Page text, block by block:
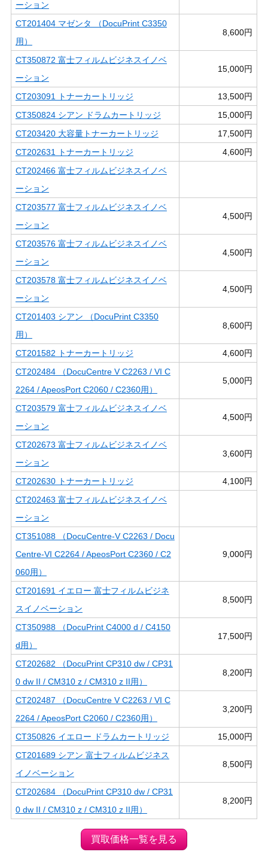
ーション
CT201404 マゼンタ （DocuPrint C3350
用）
8,600円
CT350872 富士フィルムビジネスイノベ
ーション
15,000円
CT203091 トナーカートリッジ
13,500円
CT350824 シアン ドラムカートリッジ
15,000円
CT203420 大容量トナーカートリッジ
17,500円
CT202631 トナーカートリッジ
4,600円
CT202466 富士フィルムビジネスイノベ
ーション
CT203577 富士フィルムビジネスイノベ
ーション
4,500円
CT203576 富士フィルムビジネスイノベ
ーション
4,500円
CT203578 富士フィルムビジネスイノベ
ーション
4,500円
CT201403 シアン （DocuPrint C3350
用）
8,600円
CT201582 トナーカートリッジ
4,600円
CT202484 （DocuCentre V C2263 / VI C
2264 / ApeosPort C2060 / C2360用）
5,000円
CT203579 富士フィルムビジネスイノベ
ーション
4,500円
CT202673 富士フィルムビジネスイノベ
ーション
3,600円
CT202630 トナーカートリッジ
4,100円
CT202463 富士フィルムビジネスイノベ
ーション
CT351088 （DocuCentre-V C2263 / Docu
Centre-VI C2264 / ApeosPort C2360 / C2
060用）
9,000円
CT201691 イエロー 富士フィルムビジネ
スイノベーション
8,500円
CT350988 （DocuPrint C4000 d / C4150
d用）
17,500円
CT202682 （DocuPrint CP310 dw / CP31
0 dw II / CM310 z / CM310 z II用）
8,200円
CT202487 （DocuCentre V C2263 / VI C
2264 / ApeosPort C2060 / C2360用）
3,200円
CT350826 イエロー ドラムカートリッジ
15,000円
CT201689 シアン 富士フィルムビジネス
イノベーション
8,500円
CT202684 （DocuPrint CP310 dw / CP31
0 dw II / CM310 z / CM310 z II用）
8,200円
買取価格一覧を見る